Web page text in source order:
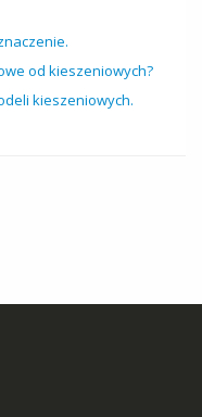
od kieszeniowych?
kieszeniowych.